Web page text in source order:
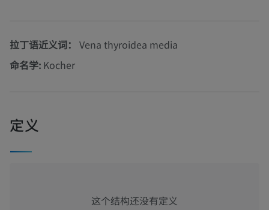
拉丁语近义词： Vena thyroidea media
命名学: Kocher
定义
这个结构还没有定义